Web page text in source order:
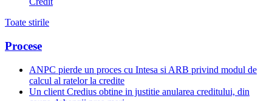
Toate stirile
Procese
ANPC pierde un proces cu Intesa si ARB privind modul de
calcul al ratelor la credite
Un client Credius obtine in justitie anularea creditului, din